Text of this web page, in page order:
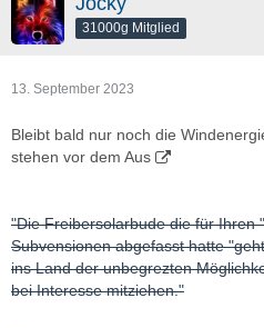
31000g Mitglied
13. September 2023
Bleibt bald nur noch die
stehen vor dem Aus
"Die Freibersolarbude die für Ihren
Subvensionen abgefasst hatte
ins Land der unbegrezten
bei Interesse mitziehen."